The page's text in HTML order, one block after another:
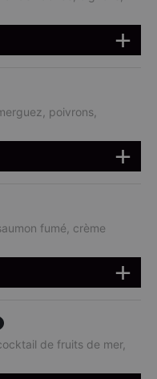
poivrons,
fumé, crème
de fruits de mer,